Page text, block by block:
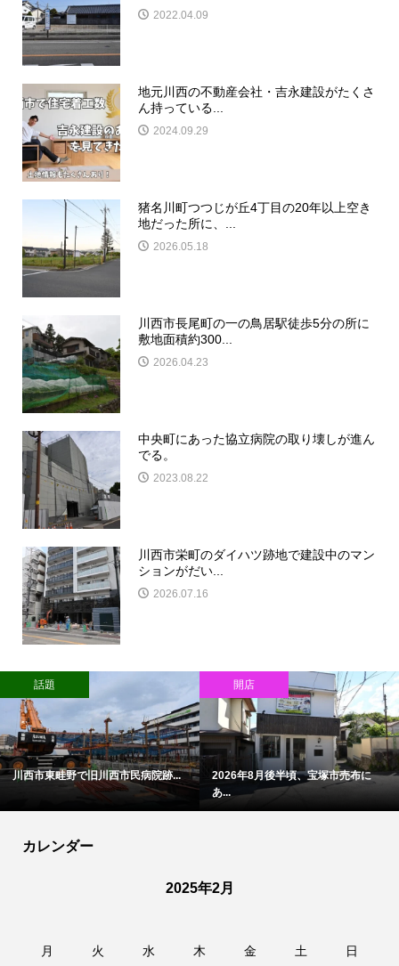
2022.04.09
地元川西の不動産会社・吉永建設がたくさ
ん持っている...
2024.09.29
猪名川町つつじが丘4丁目の20年以上空き
地だった所に、...
2026.05.18
川西市長尾町の一の鳥居駅徒歩5分の所に
敷地面積約300...
2026.04.23
中央町にあった協立病院の取り壊しが進ん
でる。
2023.08.22
川西市栄町のダイハツ跡地で建設中のマン
ションがだい...
2026.07.16
話題
川西市東畦野で旧川西市民病院跡...
開店
2026年8月後半頃、宝塚市売布に
あ...
カレンダー
2025年2月
月 火 水 木 金 土 日